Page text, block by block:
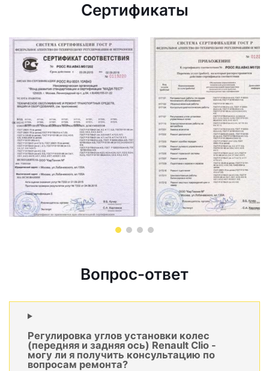
Сертификаты
Вопрос-ответ
Регулировка углов установки колес
(передняя и задняя ось) Renault Clio -
могу ли я получить консультацию по
вопросам ремонта?